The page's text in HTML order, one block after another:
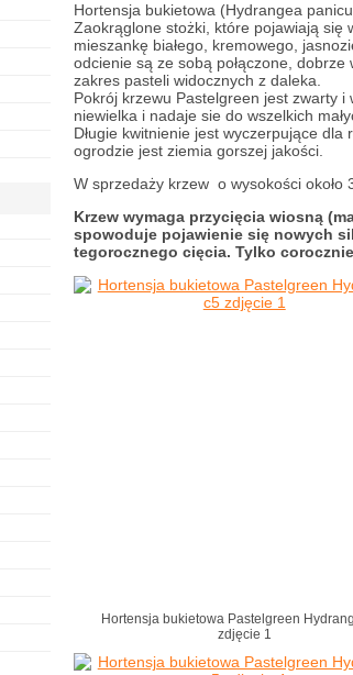
Hortensja bukietowa (Hydrangea
Zaokrąglone stożki, które pojawiają się
mieszankę białego, kremowego,
odcienie są ze sobą połączone,
zakres pasteli widocznych z daleka.
Pokrój krzewu Pastelgreen jest zwarty
niewielka i nadaje sie do wszelkich
Długie kwitnienie jest wyczerpujące
ogrodzie jest ziemia gorszej jakości.
W sprzedaży krzew o wysokości około
Krzew wymaga przycięcia wiosną
spowoduje pojawienie się nowych
tegorocznego cięcia. Tylko
Hortensja bukietowa Pastelgreen
zdjęcie 1